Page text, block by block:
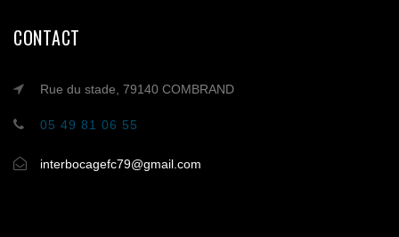
CONTACT
Rue du stade, 79140 COMBRAND
05 49 81 06 55
interbocagefc79@gmail.com